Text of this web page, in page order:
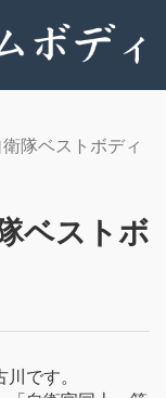
隊ベストボディ
ベストボ
です。